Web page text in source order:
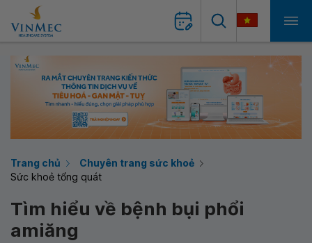
Trang chủ
Chuyên trang sức khoẻ
Sức khoẻ tổng quát
Tìm hiểu về bệnh bụi phổi
amiăng